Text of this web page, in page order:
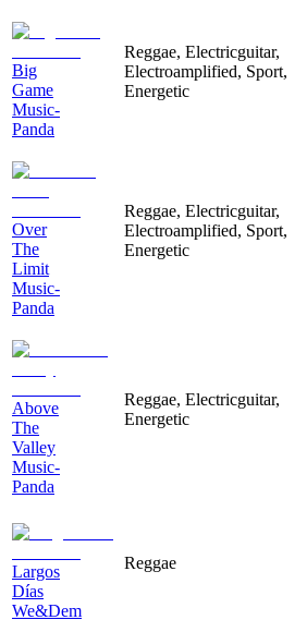
Big
Game
Music-
Panda
Reggae, Electricguitar,
Electroamplified, Sport,
Energetic
Over
The
Limit
Music-
Panda
Reggae, Electricguitar,
Electroamplified, Sport,
Energetic
Above
The
Valley
Music-
Panda
Reggae, Electricguitar,
Energetic
Largos
Días
We&Dem
Reggae